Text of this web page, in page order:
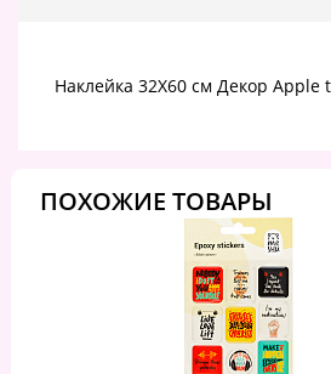
Наклейка 32X60 см Декор Apple
ПОХОЖИЕ ТОВАРЫ